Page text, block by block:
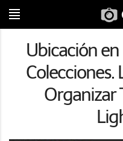
Ubicación
Colecciones.
Organizar